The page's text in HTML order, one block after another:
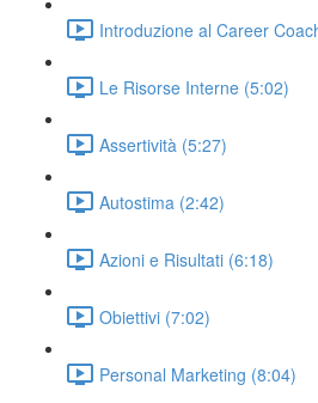
Introduzione al Career
Le Risorse Interne (5:02)
Assertività (5:27)
Autostima (2:42)
Azioni e Risultati (6:18)
Obiettivi (7:02)
Personal Marketing (8:04)